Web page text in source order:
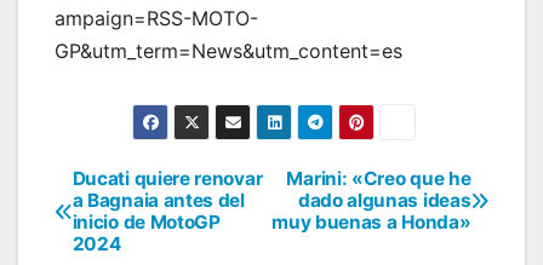
ampaign=RSS-MOTO-
GP&utm_term=News&utm_content=es
Navegación
de
Marini: «Creo que he
dado algunas ideas
muy buenas a Honda»
Ducati quiere renovar
a Bagnaia antes del
inicio de MotoGP
2024